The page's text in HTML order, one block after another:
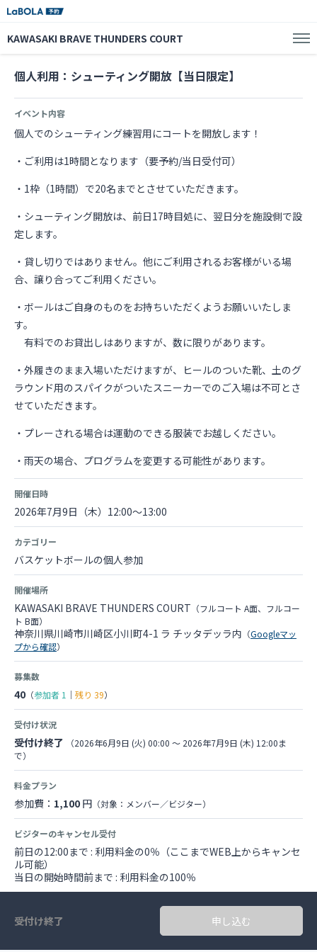
KAWASAKI BRAVE THUNDERS COURT
個人利用：シューティング開放【当日限定】
イベント内容
個人でのシューティング練習用にコートを開放します！
・ご利用は1時間となります（要予約/当日受付可）
・1枠（1時間）で20名までとさせていただきます。
・シューティング開放は、前日17時目処に、翌日分を施設側で設
定します。
・貸し切りではありません。他にご利用されるお客様がいる場
合、譲り合ってご利用ください。
・ボールはご自身のものをお持ちいただくようお願いいたしま
す。
有料でのお貸出しはありますが、数に限りがあります。
・外履きのまま入場いただけますが、ヒールのついた靴、土のグ
ラウンド用のスパイクがついたスニーカーでのご入場は不可とさ
せていただきます。
・プレーされる場合は運動のできる服装でお越しください。
・雨天の場合、プログラムを変更する可能性があります。
開催日時
2026年7月9日（木）12:00～13:00
カテゴリー
バスケットボールの個人参加
開催場所
KAWASAKI BRAVE THUNDERS COURT （フルコート A面、フルコー
ト B面）
神奈川県川崎市川崎区小川町4-1 ラ チッタデッラ内 （Googleマッ
プから確認）
募集数
40 （参加者 1 ｜ 残り 39）
受付け状況
受付け終了
（2026年6月9日 (火) 00:00 〜 2026年7月9日 (木) 12:00ま
で）
料金プラン
参加費： 1,100 円 （対象：メンバー／ビジター）
ビジターのキャンセル受付
前日の12:00まで : 利用料金の0％（ここまでWEB上からキャンセ
ル可能）
当日の開始時間前まで : 利用料金の100％
受付け終了 申し込む